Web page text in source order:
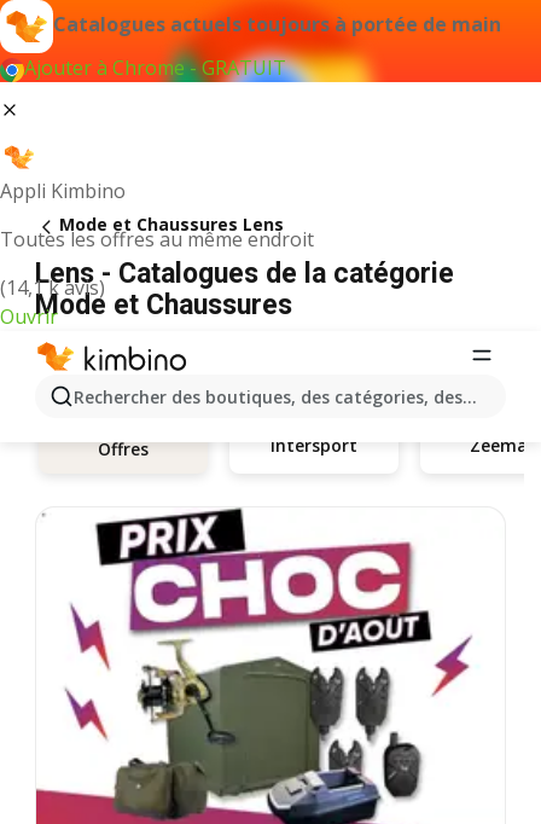
Catalogues actuels toujours à portée de main
Ajouter à Chrome - GRATUIT
Appli Kimbino
Toutes les offres au même endroit
(14,1 k avis)
Ouvrir
Rechercher des boutiques, des catégories, des
Mode et Chaussures Lens
Lens - Catalogues de la catégorie
Mode et Chaussures
Offres Intersport Zeeman